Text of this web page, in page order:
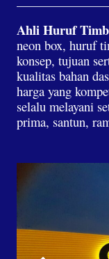
Ahli Huruf
neon box, huruf
konsep, tujuan
kualitas bahan
harga yang
selalu melayani
prima, santun,